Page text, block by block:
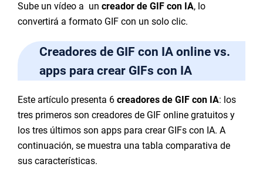
Sube un vídeo a un creador de GIF con IA, lo
convertirá a formato GIF con un solo clic.
Creadores de GIF con IA online vs.
apps para crear GIFs con IA
Este artículo presenta 6 creadores de GIF con IA: los
tres primeros son creadores de GIF online gratuitos y
los tres últimos son apps para crear GIFs con IA. A
continuación, se muestra una tabla comparativa de
sus características.